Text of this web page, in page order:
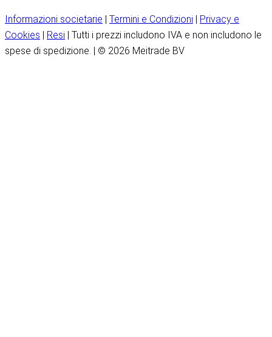
Informazioni societarie | Termini e Condizioni | Privacy e
Cookies | Resi | Tutti i prezzi includono IVA e non includono le
spese di spedizione. | © 2026 Meitrade BV